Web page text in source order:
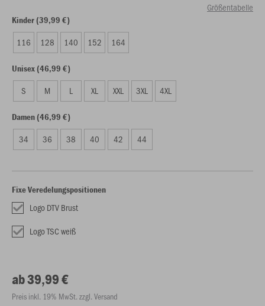
Größentabelle
Kinder (39,99 €)
116 128 140 152 164
Unisex (46,99 €)
S M L XL XXL 3XL 4XL
Damen (46,99 €)
34 36 38 40 42 44
Fixe Veredelungspositionen
Logo DTV Brust
Logo TSC weiß
ab 39,99 €
Preis inkl. 19% MwSt. zzgl. Versand